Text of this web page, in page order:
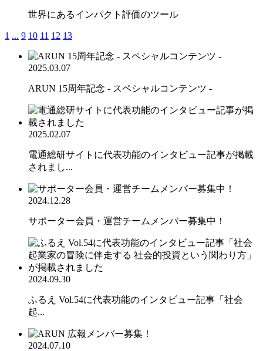
世界にあるインパクト評価のツール
1 ... 9 10 11 12 13
2025.03.07
ARUN 15周年記念 - スペシャルコンテンツ -
2025.02.07
電通総研サイトに代表功能のインタビュー記事が掲載
されまし...
2024.12.28
サポーター会員・運営チームメンバー募集中！
2024.09.30
ふるえ Vol.54に代表功能のインタビュー記事「社会
起...
2024.07.10